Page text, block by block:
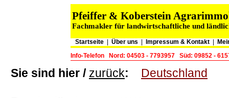
Pfeiffer & Koberstein
Fachmakler für landwirtschaftliche und
Startseite Über uns Impressum & Kontakt
Info-Telefon
Nord: 04503 - 7793957 Süd: 09852 -
Sie sind hier / zurück: Deutschland